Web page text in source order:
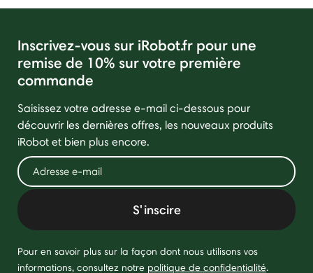
Inscrivez-vous sur iRobot.fr pour une
remise de 10% sur votre première
commande
Saisissez votre adresse e-mail ci-dessous pour
découvrir les dernières offres, les nouveaux produits
iRobot et bien plus encore.
S'inscire
Pour en savoir plus sur la façon dont nous utilisons vos
informations, consultez notre politique de confidentialité.